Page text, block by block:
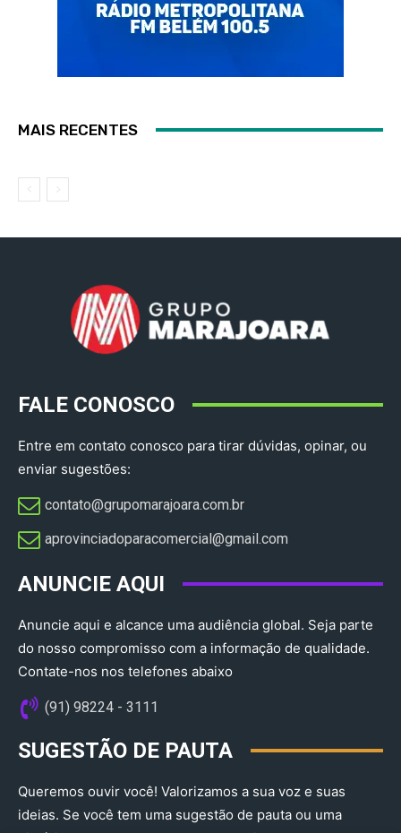
MAIS RECENTES
FALE CONOSCO
Entre em contato conosco para tirar dúvidas, opinar, ou
enviar sugestões:
contato@grupomarajoara.com.br
aprovinciadoparacomercial@gmail.com​
ANUNCIE AQUI
Anuncie aqui e alcance uma audiência global. Seja parte
do nosso compromisso com a informação de qualidade.
Contate-nos nos telefones abaixo
(91) 98224 - 3111
SUGESTÃO DE PAUTA
Queremos ouvir você! Valorizamos a sua voz e suas
ideias. Se você tem uma sugestão de pauta ou uma